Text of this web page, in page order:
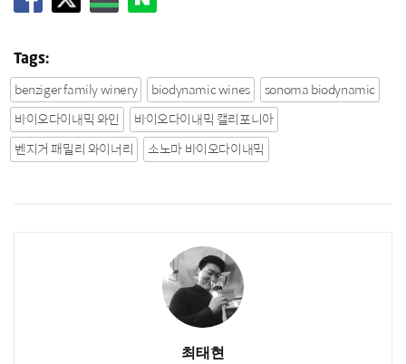
Tags:
benziger family winery biodynamic wines
sonoma biodynamic
바이오다이내믹 와인
바이오다이내믹 캘리포니아
벤지거 패밀리 와이너리
소노마 바이오다이내믹
최태현